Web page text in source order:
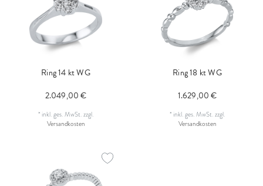
Ring 14 kt WG
2.049,00 €
* inkl. ges. MwSt.zzgl.
Versandkosten
Ring 18 kt WG
1.629,00 €
* inkl. ges. MwSt.zzgl.
Versandkosten